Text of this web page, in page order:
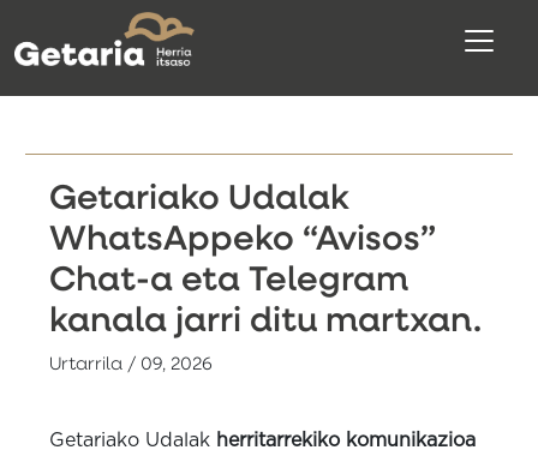
Getariako Udalak
WhatsAppeko “Avisos”
Chat-a eta Telegram
kanala jarri ditu martxan.
Urtarrila / 09, 2026
Getariako Udalak herritarrekiko komunikazioa